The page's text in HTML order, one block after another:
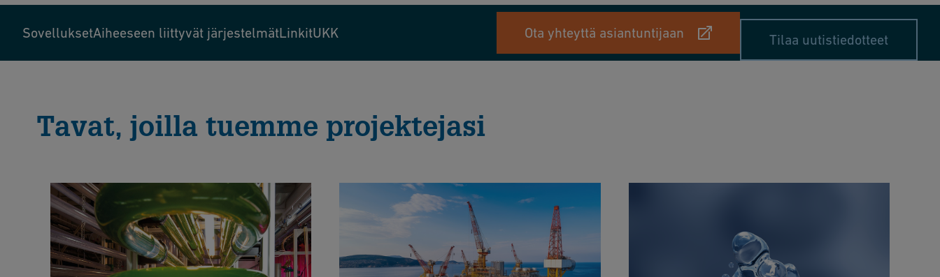
SovelluksetAiheeseen liittyvät järjestelmätLinkitUKK Ota yhteyttä asiantuntijaan Tilaa uutistiedotteet
Tavat, joilla tuemme projektejasi